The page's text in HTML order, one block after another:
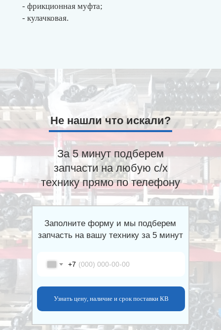
- фрикционная муфта;
- кулачковая.
Не нашли что искали?
За 5 минут подберем
запчасти на любую с/х
технику прямо по телефону
Заполните форму и мы подберем
запчасть на вашу технику за 5 минут
+7
Узнать цену, наличие и срок поставки КВ